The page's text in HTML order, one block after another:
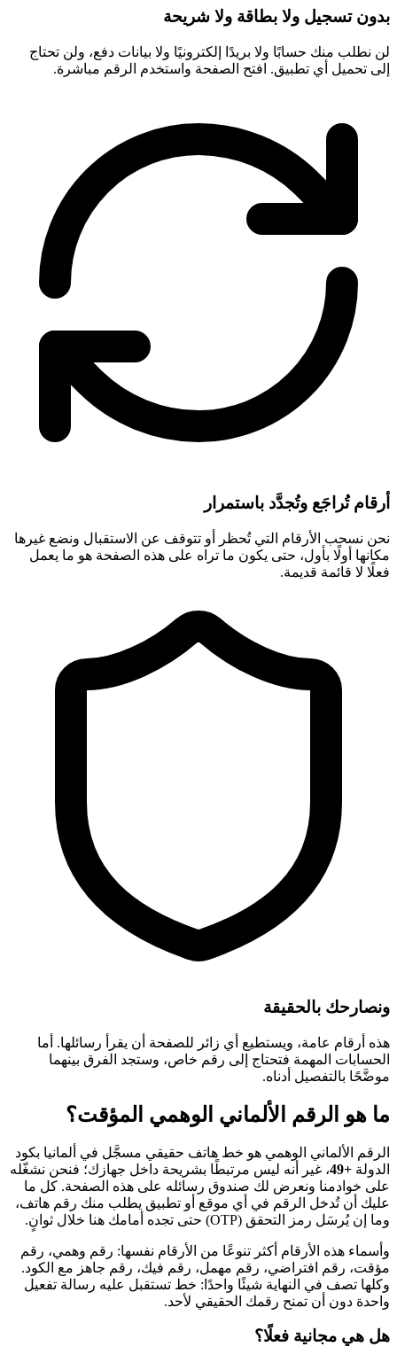
بدون تسجيل ولا بطاقة ولا شريحة
لن نطلب منك حسابًا ولا بريدًا إلكترونيًا ولا بيانات دفع، ولن تحتاج
إلى تحميل أي تطبيق. افتح الصفحة واستخدم الرقم مباشرة.
أرقام تُراجَع وتُجدَّد باستمرار
نحن نسحب الأرقام التي تُحظر أو تتوقف عن الاستقبال ونضع غيرها
مكانها أولًا بأول، حتى يكون ما تراه على هذه الصفحة هو ما يعمل
فعلًا لا قائمة قديمة.
ونصارحك بالحقيقة
هذه أرقام عامة، ويستطيع أي زائر للصفحة أن يقرأ رسائلها. أما
الحسابات المهمة فتحتاج إلى رقم خاص، وستجد الفرق بينهما
موضَّحًا بالتفصيل أدناه.
ما هو الرقم الألماني الوهمي المؤقت؟
الرقم الألماني الوهمي هو خط هاتف حقيقي مسجَّل في ألمانيا بكود
الدولة +49
، غير أنه ليس مرتبطًا بشريحة داخل جهازك؛ فنحن نشغّله
على خوادمنا ونعرض لك صندوق رسائله على هذه الصفحة. كل ما
عليك أن تُدخل الرقم في أي موقع أو تطبيق يطلب منك رقم هاتف،
وما إن يُرسَل رمز التحقق (OTP) حتى تجده أمامك هنا خلال ثوانٍ.
وأسماء هذه الأرقام أكثر تنوعًا من الأرقام نفسها: رقم وهمي، رقم
مؤقت، رقم افتراضي، رقم مهمل، رقم فيك، رقم جاهز مع الكود.
وكلها تصف في النهاية شيئًا واحدًا: خط تستقبل عليه رسالة تفعيل
واحدة دون أن تمنح رقمك الحقيقي لأحد.
هل هي مجانية فعلًا؟